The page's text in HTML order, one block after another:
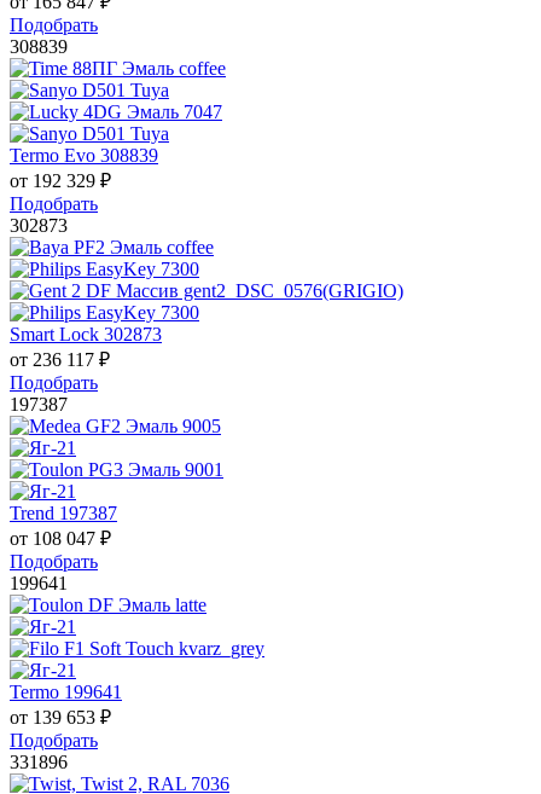
Подобрать
308839
Termo Evo 308839
от 192 329 ₽
Подобрать
302873
Smart Lock 302873
от 236 117 ₽
Подобрать
197387
Trend 197387
от 108 047 ₽
Подобрать
199641
Termo 199641
от 139 653 ₽
Подобрать
331896